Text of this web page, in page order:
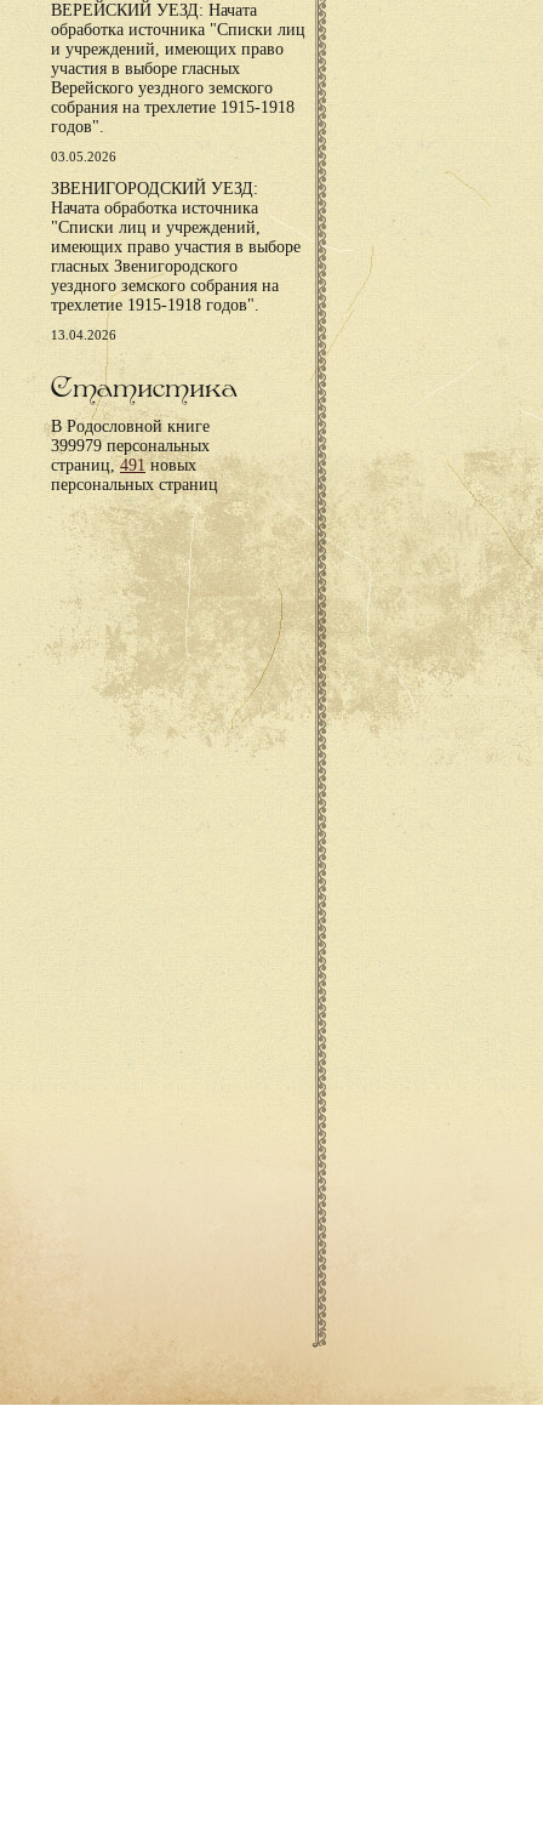
ВЕРЕЙСКИЙ УЕЗД: Начата
обработка источника "Списки лиц
и учреждений, имеющих право
участия в выборе гласных
Верейского уездного земского
собрания на трехлетие 1915-1918
годов".
03.05.2026
ЗВЕНИГОРОДСКИЙ УЕЗД:
Начата обработка источника
"Списки лиц и учреждений,
имеющих право участия в выборе
гласных Звенигородского
уездного земского собрания на
трехлетие 1915-1918 годов".
13.04.2026
Статистика
В Родословной книге
399979 персональных
страниц,491новых
персональных страниц